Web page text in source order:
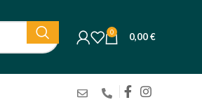
0 0,00€